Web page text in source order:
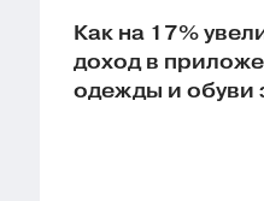
Как на 17%
доход в
одежды и обуви